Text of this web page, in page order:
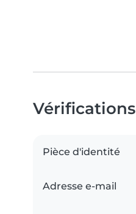
Vérifications
Pièce d'identité
Adresse e-mail